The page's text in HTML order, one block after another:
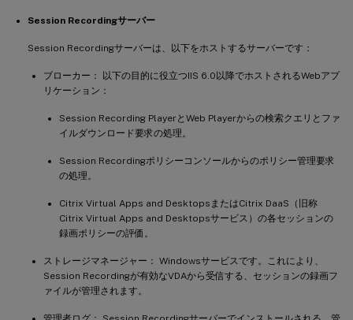
Session Recordingサーバー
Session Recordingサーバーは、以下をホストするサーバーです：
ブローカー： 以下の目的に役立つIIS 6.0以降でホストされるWebアプ
リケーション：
Session Recording PlayerとWeb Playerからの検索クエリとファ
イルダウンロード要求の処理。
Session Recordingポリシーコンソールからのポリシー管理要求
の処理。
Citrix Virtual Apps and DesktopsまたはCitrix DaaS（旧称
Citrix Virtual Apps and Desktopsサービス）の各セッションの
録画ポリシーの評価。
ストレージマネージャー： Windowsサービスです。これにより、
Session Recordingが有効なVDAから受信する、セッションの録画フ
ァイルが管理されます。